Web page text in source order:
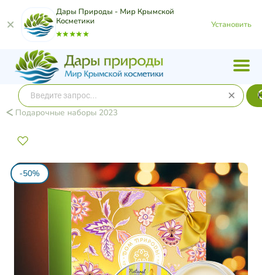
Дары Природы - Мир Крымской
Косметики
Установить
Подарочные наборы 2023
-50%